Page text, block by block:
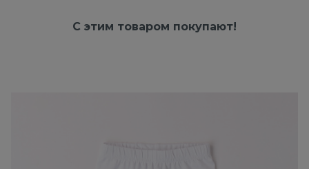
С этим товаром покупают!